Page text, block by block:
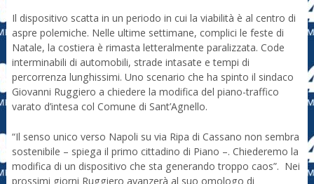
Il dispositivo scatta in un periodo in cui la viabilità è al centro di
aspre polemiche. Nelle ultime settimane, complici le feste di
Natale, la costiera è rimasta letteralmente paralizzata. Code
interminabili di automobili, strade intasate e tempi di
percorrenza lunghissimi. Uno scenario che ha spinto il sindaco
Giovanni Ruggiero a chiedere la modifica del piano-traffico
varato d’intesa col Comune di Sant’Agnello.
“Il senso unico verso Napoli su via Ripa di Cassano non sembra
sostenibile – spiega il primo cittadino di Piano –. Chiederemo la
modifica di un dispositivo che sta generando troppo caos”. Nei
prossimi giorni Ruggiero avanzerà al suo omologo di